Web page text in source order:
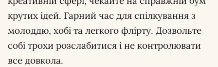
крутих ідей. Гарний час для спілкування з
молоддю, хобі та легкого флірту. Дозвольте
собі трохи розслабитися і не контролювати
все довкола.